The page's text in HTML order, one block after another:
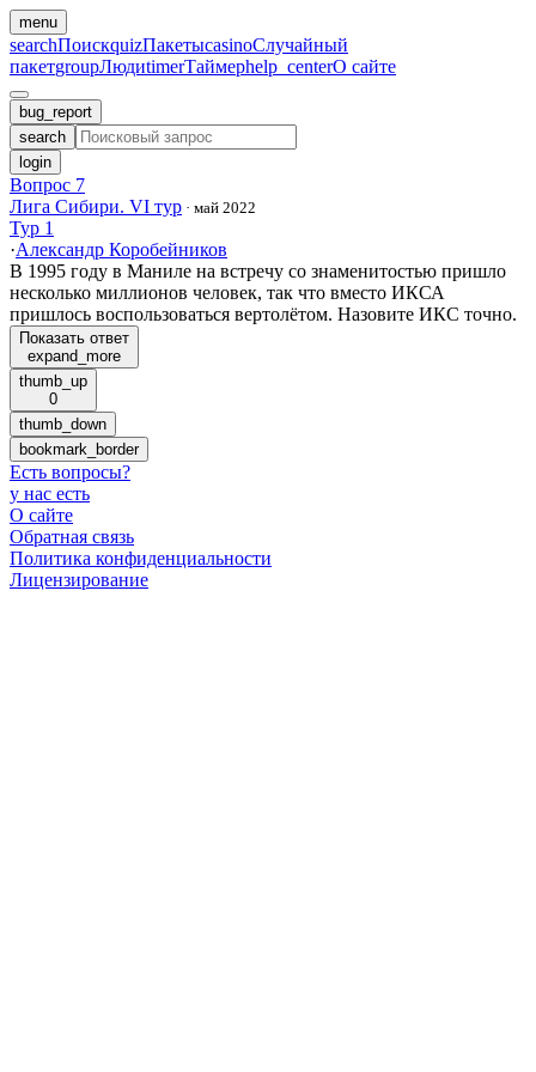
menu
searchПоискquizПакетыcasinoСлучайный
пакетgroupЛюдиtimerТаймерhelp_centerО сайте
bug_report
search
login
Вопрос 7
Лига Сибири. VI тур · май 2022
Тур 1
·Александр Коробейников
В 1995 году в Маниле на встречу со знаменитостью пришло
несколько миллионов человек, так что вместо ИКСА
пришлось воспользоваться вертолётом. Назовите ИКС точно.
Показать ответ
expand_more
thumb_up
0
thumb_down
bookmark_border
Есть вопросы?
у нас есть
О сайте
Обратная связь
Политика конфиденциальности
Лицензирование